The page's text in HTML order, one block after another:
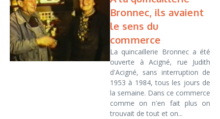
Bronnec, ils avaient
le sens du
commerce
La quincaillerie Bronnec a été
ouverte à Acigné, rue Judith
d'Acigné, sans interruption de
1953 à 1984, tous les jours de
la semaine. Dans ce commerce
comme on n'en fait plus on
trouvait de tout et on...